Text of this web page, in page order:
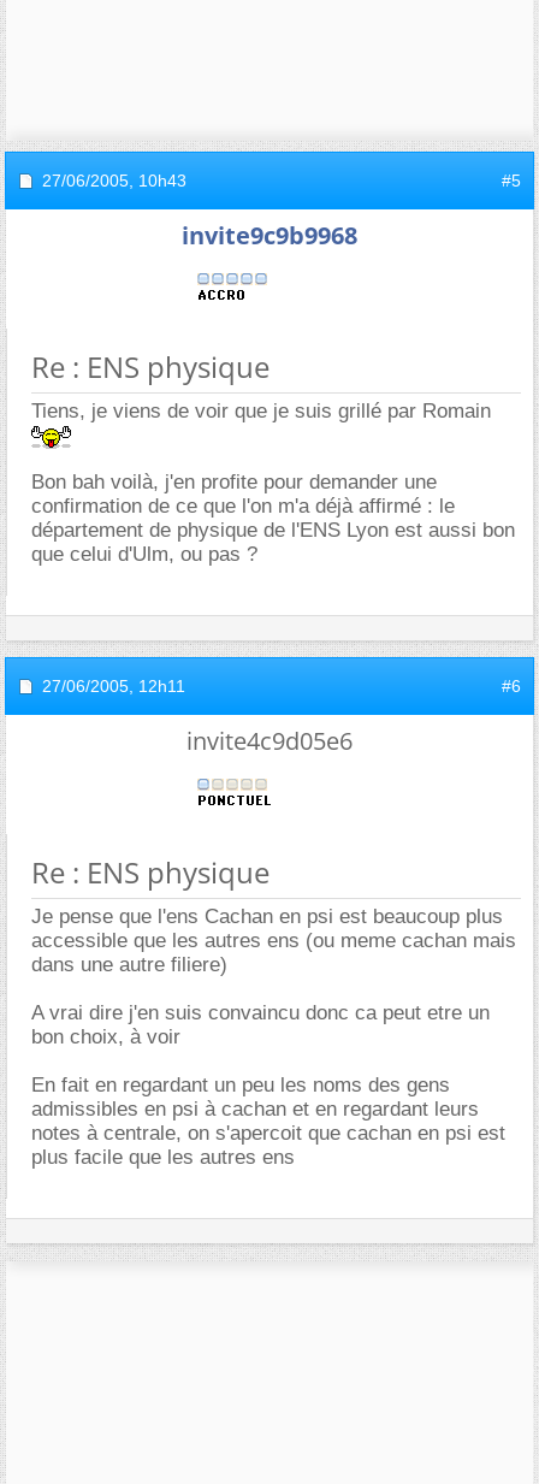
27/06/2005, 10h43 #5
invite9c9b9968
Re : ENS physique
Tiens, je viens de voir que je suis grillé par Romain
Bon bah voilà, j'en profite pour demander une
confirmation de ce que l'on m'a déjà affirmé : le
département de physique de l'ENS Lyon est aussi bon
que celui d'Ulm, ou pas ?
27/06/2005, 12h11 #6
invite4c9d05e6
Re : ENS physique
Je pense que l'ens Cachan en psi est beaucoup plus
accessible que les autres ens (ou meme cachan mais
dans une autre filiere)
A vrai dire j'en suis convaincu donc ca peut etre un
bon choix, à voir
En fait en regardant un peu les noms des gens
admissibles en psi à cachan et en regardant leurs
notes à centrale, on s'apercoit que cachan en psi est
plus facile que les autres ens